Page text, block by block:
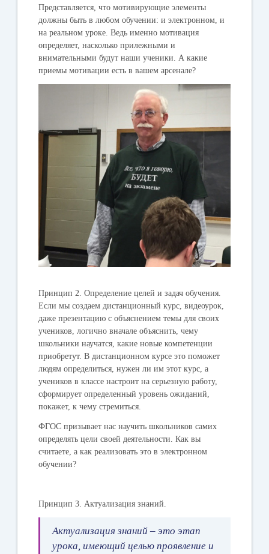
Представляется, что мотивирующие элементы
должны быть в любом обучении: и электронном, и
на реальном уроке. Ведь именно мотивация
определяет, насколько прилежными и
внимательными будут наши ученики. А какие
приемы мотивации есть в вашем арсенале?
Принцип 2.Определение целей и задач обучения.
Если мы создаем дистанционный курс, видеоурок,
даже презентацию с объяснением темы для своих
учеников, логично вначале объяснить, чему
школьники научатся, какие новые компетенции
приобретут. В дистанционном курсе это поможет
людям определиться, нужен ли им этот курс, а
учеников в классе настроит на серьезную работу,
сформирует определенный уровень ожиданий,
покажет, к чему стремиться.
ФГОС призывает нас научить школьников самих
определять цели своей деятельности. Как вы
считаете, а как реализовать это в электронном
обучении?
Принцип 3. Актуализация знаний.
Актуализация знаний – это этап
урока, имеющий целью проявление и